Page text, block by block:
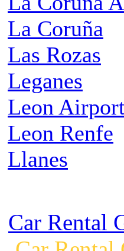
La Coruña
Las Rozas
Leganes
Leon
Leon Renfe
Llanes
Car Rental